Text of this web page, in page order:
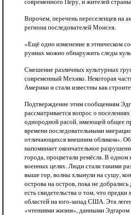
Впрочем, перечень переселенцев на
региона последователей Моисея.
«Ещё одно изменение в этническом
руинах можно обнаружить следы
Смешение различных культурных
современный Мехико. Некоторая
Америки и стали известны как
Подтверждение этим сообщениям
рассматривается вопрос о
однородной расой, имеющей общее
времени последовательными
отличающихся внешним обликом».
напоминает окончательное
города, процветали ремёсла. В одном
военных целях. Люди стали такими
выше гор, волны хлынули на сушу,
острова на остров, пока не
есть свидетельства о том, что
областей на юго-запад США. Эта
«чтениями жизни», данными Эдгаром